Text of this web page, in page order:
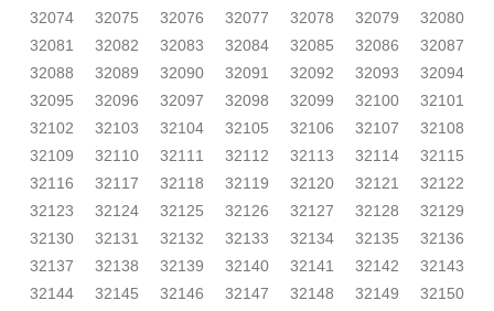
32074
32075 32076 32077 32078 32079
32080
32081
32082 32083 32084 32085 32086
32087
32088
32089 32090 32091 32092 32093
32094
32095
32096 32097 32098 32099 32100
32101
32102
32103 32104 32105 32106 32107
32108
32109
32110 32111 32112 32113 32114
32115
32116
32117 32118 32119 32120 32121
32122
32123
32124 32125 32126 32127 32128
32129
32130
32131 32132 32133 32134 32135
32136
32137
32138 32139 32140 32141 32142
32143
32144
32145 32146 32147 32148 32149
32150